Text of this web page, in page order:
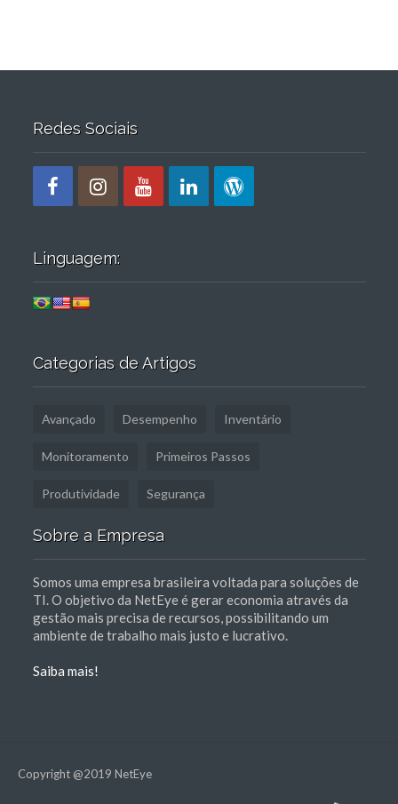
Redes Sociais
Linguagem:
Categorias de Artigos
Avançado Desempenho Inventário
Monitoramento Primeiros Passos
Produtividade Segurança
Sobre a Empresa
Somos uma empresa brasileira voltada para soluções de
TI. O objetivo da NetEye é gerar economia através da
gestão mais precisa de recursos, possibilitando um
ambiente de trabalho mais justo e lucrativo.
Saiba mais!
Copyright @2019 NetEye